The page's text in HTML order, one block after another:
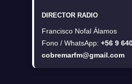
DIRECTOR RADIO
Francisco Nofal Álamos
Fono / WhatsApp: +56 9
cobremarfm@gmail.com